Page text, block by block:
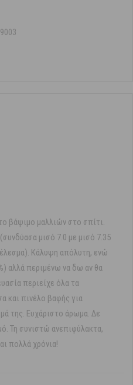
βάψιμο μαλλιών στο σπίτι.
μισό 7.0 με μισό 7.35
Κάλυψη απόλυτη, ενώ
αλλά περιμένω να δω αν θα
περιείχε όλα τα
και πινέλο βαφής για
της. Ευχάριστο άρωμα. Δε
Τη συνιστώ ανεπιφύλακτα,
πολλά χρόνια!